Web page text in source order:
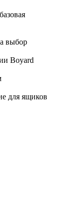
выбор
Boyard
для ящиков